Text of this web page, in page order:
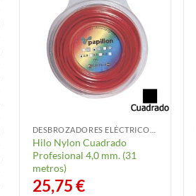
Hilo Nylon Cuadrado
Profesional 4,0 mm. (31
metros)
25,75€